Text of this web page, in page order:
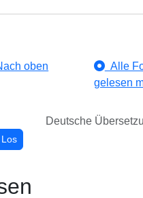
oben
Alle
gelesen
Los
Deutsche